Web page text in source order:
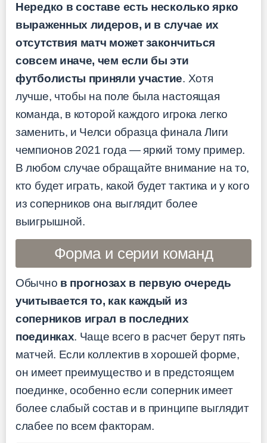
Нередко в составе есть несколько ярко
выраженных лидеров, и в случае их
отсутствия матч может закончиться
совсем иначе, чем если бы эти
футболисты приняли участие. Хотя
лучше, чтобы на поле была настоящая
команда, в которой каждого игрока легко
заменить, и Челси образца финала Лиги
чемпионов 2021 года — яркий тому пример.
В любом случае обращайте внимание на то,
кто будет играть, какой будет тактика и у кого
из соперников она выглядит более
выигрышной.
Форма и серии команд
Обычно в прогнозах в первую очередь
учитывается то, как каждый из
соперников играл в последних
поединках. Чаще всего в расчет берут пять
матчей. Если коллектив в хорошей форме,
он имеет преимущество и в предстоящем
поединке, особенно если соперник имеет
более слабый состав и в принципе выглядит
слабее по всем факторам.